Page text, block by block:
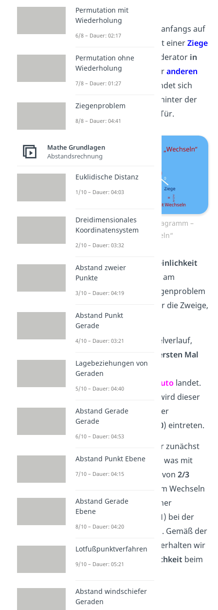
Ziegelanden.
Wenn der Kandidat aber anfangs auf
eine der beiden Türen mit einerZiege
gesetzt hat, wird der Moderator in
jedem Falldie Tür mit deranderen
Ziege öffnen. Damit befindet sich
hinter der
übrigen verschlossenen Tür.
Ziegenproblem Baumdiagramm –
Strategie „Wechseln“
Um die
Gewinnwahrscheinlichkeit
für dieWechselstrategie
am
Baumdiagramm zum Ziegenproblem
abzulesen, betrachten wir die Zweige,
die bei demAuto
Das wäre einmal der Spielverlauf,
ersten Mal
dasAutowählt und beim
Auto landet.
gibt, wird dieser
Fall abernie(also mit einer
Wahrscheinlichkeit
0) eintreten.
Anders dagegen, wenn er zunächst
eine derZiegenerwischt, was mit
einer Wahrscheinlichkeit von 2/3
Dann wird er beim Wechseln
injedem Fall(also mit einer
Wahrscheinlichkeit
1) bei der
Tür mit demAuto
landen. Gemäß der
sogenanntenPfadregel
erhalten wir
dieGewinnwahrscheinlichkeit beim
1/3 · 0 + 2/3 · 1 =2/3
Permutation mit
Wiederholung
6/8 – Dauer: 02:17
Permutation ohne
Wiederholung
7/8 – Dauer: 01:27
Ziegenproblem
8/8 – Dauer: 04:41
Mathe Grundlagen
Abstandsrechnung
Euklidische Distanz
1/10 – Dauer: 04:03
Dreidimensionales
Koordinatensystem
2/10 – Dauer: 03:32
Abstand zweier
Punkte
3/10 – Dauer: 04:19
Abstand Punkt
Gerade
4/10 – Dauer: 03:21
Lagebeziehungen von
Geraden
5/10 – Dauer: 04:40
Abstand Gerade
Gerade
6/10 – Dauer: 04:53
Abstand Punkt Ebene
7/10 – Dauer: 04:15
Abstand Gerade
Ebene
8/10 – Dauer: 04:20
Lotfußpunktverfahren
9/10 – Dauer: 05:21
Abstand windschiefer
Geraden